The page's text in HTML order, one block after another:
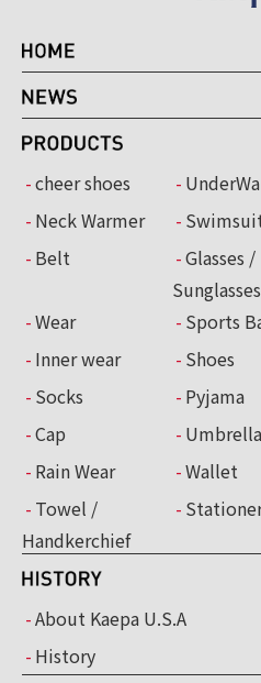
cheer shoes
Neck Warmer
Belt
Glasses /
Sunglasses
Wear
Sports
Inner wear
Shoes
Socks
Pyjama
Cap
Umbrella
Rain Wear
Wallet
Towel /
Handkerchief
About Kaepa U.S.A
History